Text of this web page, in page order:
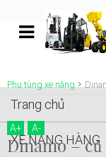
Phụ tùng xe nâng
A+ A-
Dinamo – củ
Trang chủ
XE NÂNG HÀNG